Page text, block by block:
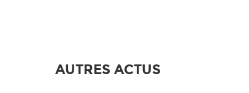
AUTRES ACTUS